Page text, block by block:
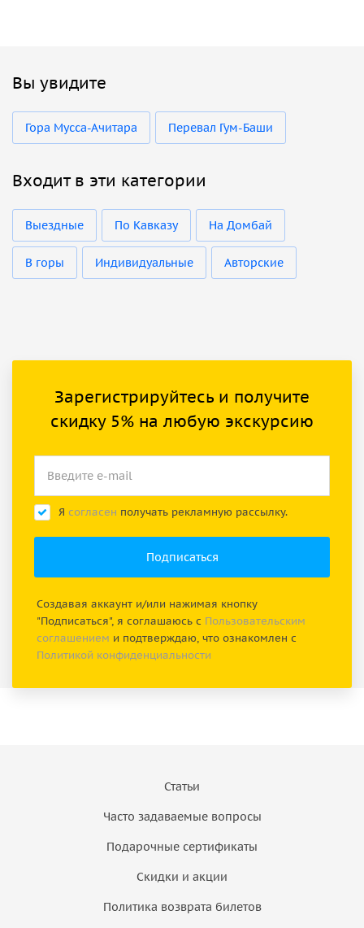
Вы увидите
Гора Мусса-Ачитара Перевал Гум-Баши
Входит в эти категории
Выездные По Кавказу На Домбай
В горы Индивидуальные Авторские
Зарегистрируйтесь и получите
скидку 5% на любую экскурсию
Я согласен получать рекламную рассылку.
Создавая аккаунт и/или нажимая кнопку
"Подписаться", я соглашаюсь с Пользовательским
соглашением и подтверждаю, что ознакомлен с
Политикой конфиденциальности
Статьи
Часто задаваемые вопросы
Подарочные сертификаты
Скидки и акции
Политика возврата билетов